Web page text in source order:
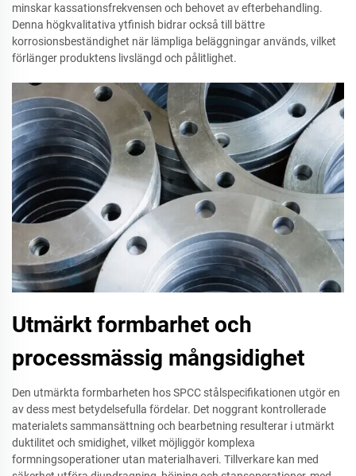
minskar kassationsfrekvensen och behovet av efterbehandling.
Denna högkvalitativa ytfinish bidrar också till bättre
korrosionsbeständighet när lämpliga beläggningar används, vilket
förlänger produktens livslängd och pålitlighet.
Utmärkt formbarhet och
processmässig mångsidighet
Den utmärkta formbarheten hos SPCC stålspecifikationen utgör en
av dess mest betydelsefulla fördelar. Det noggrant kontrollerade
materialets sammansättning och bearbetning resulterar i utmärkt
duktilitet och smidighet, vilket möjliggör komplexa
formningsoperationer utan materialhaveri. Tillverkare kan med